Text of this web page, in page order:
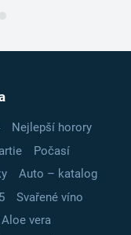
Nejlepší horory
Počasí
Auto – katalog
Svařené víno
Aloe vera